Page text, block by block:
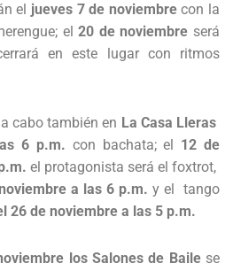
el jueves 7 de noviembrecon la
el20 de noviembre será
en este lugar con ritmos
cabo también en La Casa Lleras
6 p.m. con bachata; el 12 de
el protagonista será el foxtrot,
a las 6 p.m. y el tango
26 de noviembre a las 5 p.m.
los Salones de Baile se